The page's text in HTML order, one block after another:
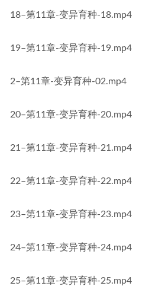
18–第11章-变异育种-18.mp4
19–第11章-变异育种-19.mp4
2–第11章-变异育种-02.mp4
20–第11章-变异育种-20.mp4
21–第11章-变异育种-21.mp4
22–第11章-变异育种-22.mp4
23–第11章-变异育种-23.mp4
24–第11章-变异育种-24.mp4
25–第11章-变异育种-25.mp4